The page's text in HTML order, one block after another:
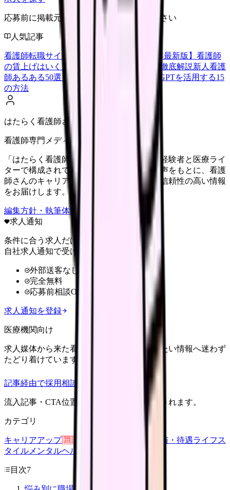
応募前に掲載元の最新情報を確認してください
人気記事
看護師転職サイトランキングTOP5【2026年最新版】 看護師
の賃上げはいくら？2026年度の最新情報を徹底解説新人看護
師あるある50選【共感必至】
看護師がChatGPTを活用する15
の方法
はたらく看護師さん編集部
看護師専門メディア
「はたらく看護師さん」編集部は、看護師経験者と医療ライ
ターで構成されています。現場のリアルな声をもとに、看護
師さんのキャリア・転職・働き方に関する信頼性の高い情報
をお届けします。
編集方針・執筆体制・監修体制を見る
求人通知
条件に合う求人だけ
自社求人通知で受け取る
外部送客なし
完全無料
応募前相談OK
求人通知を登録
医療機関向け
求人媒体から来た看護師が、応募前に知りたい情報へ迷わず
たどり着けていますか？
記事経由で採用相談
流入記事・CTA位置つきで管理画面に記録されます。
カテゴリ
キャリアアップ転職ガイド 給与・待遇ライフス
タイル メンタルヘルス
目次7